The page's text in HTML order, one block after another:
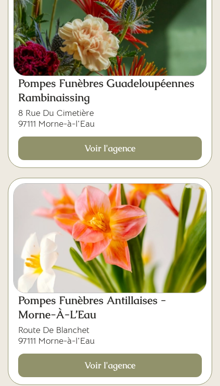
Pompes Funèbres Guadeloupéennes
Rambinaissing
8 Rue Du Cimetière
97111 Morne-à-l'Eau
Voir l'agence
Pompes Funèbres Antillaises -
Morne-À-L’Eau
Route De Blanchet
97111 Morne-à-l'Eau
Voir l'agence